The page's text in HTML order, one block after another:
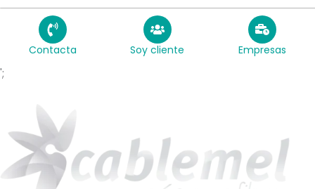
Contacta Soy cliente Empresas
';